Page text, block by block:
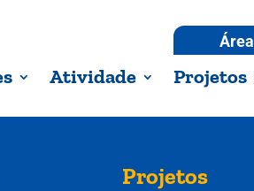
Atividade Projetos
Projetos